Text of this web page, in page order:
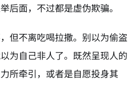
后面，不过都是虚伪欺骗。
但不离吃喝拉撒。别以为偷盗
为自己非人了。既然呈现人的
所牵引，或者是自愿投身其